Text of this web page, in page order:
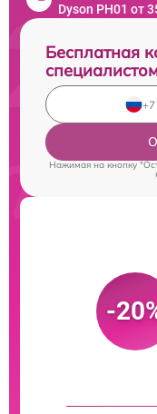
Dyson PH01 от
Бесплатная
Нажимая на кнопку
-